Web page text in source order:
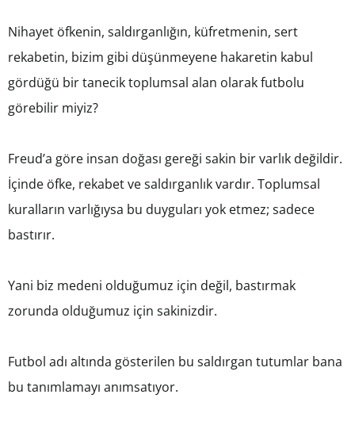
Nihayet öfkenin, saldırganlığın, küfretmenin, sert
rekabetin, bizim gibi düşünmeyene hakaretin kabul
gördüğü bir tanecik toplumsal alan olarak futbolu
görebilir miyiz?
Freud’a göre insan doğası gereği sakin bir varlık değildir.
İçinde öfke, rekabet ve saldırganlık vardır. Toplumsal
kuralların varlığıysa bu duyguları yok etmez; sadece
bastırır.
Yani biz medeni olduğumuz için değil, bastırmak
zorunda olduğumuz için sakinizdir.
Futbol adı altında gösterilen bu saldırgan tutumlar bana
bu tanımlamayı anımsatıyor.